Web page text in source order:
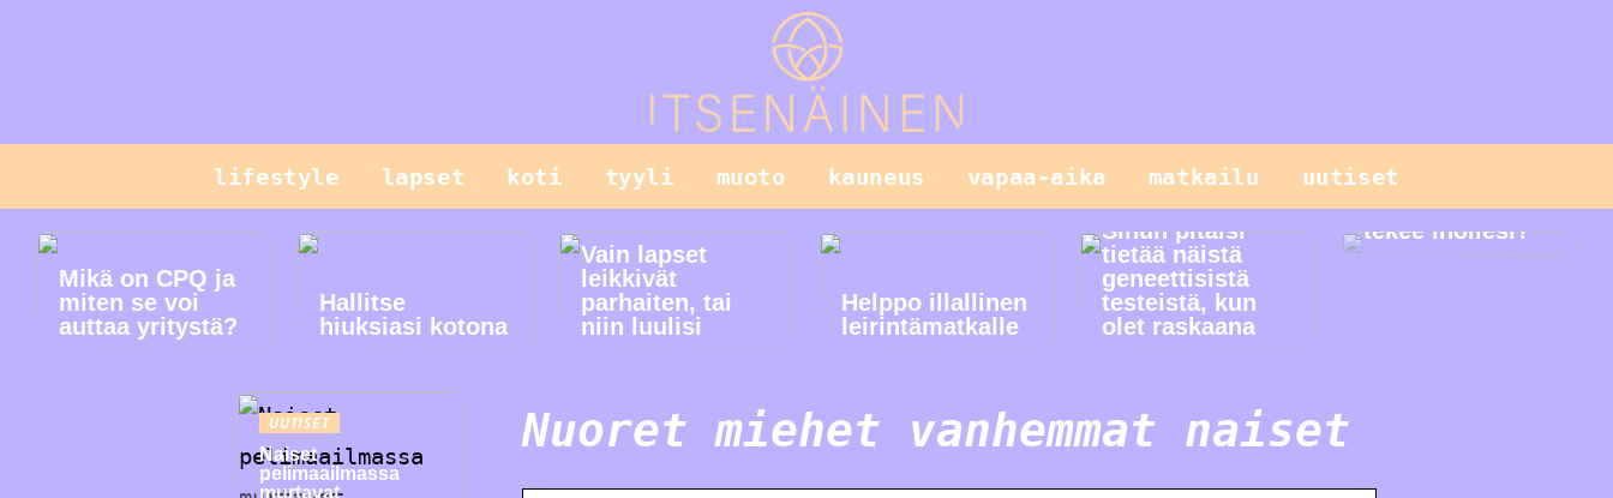
lifestyle lapset koti tyyli muoto kauneus vapaa-aika matkailu uutiset
Mikä on CPQ ja
miten se voi
auttaa yritystä?
Hallitse
hiuksiasi kotona
Vain lapset
leikkivät
parhaiten, tai
niin luulisi
Helppo illallinen
leirintämatkalle
Sinun pitäisi
tietää näistä
geneettisistä
testeistä, kun
olet raskaana
Mitä seerumi
tekee ihollesi?
Nuoret miehet vanhemmat naiset
UUTISET
Naiset
pelimaailmassa
murtavat